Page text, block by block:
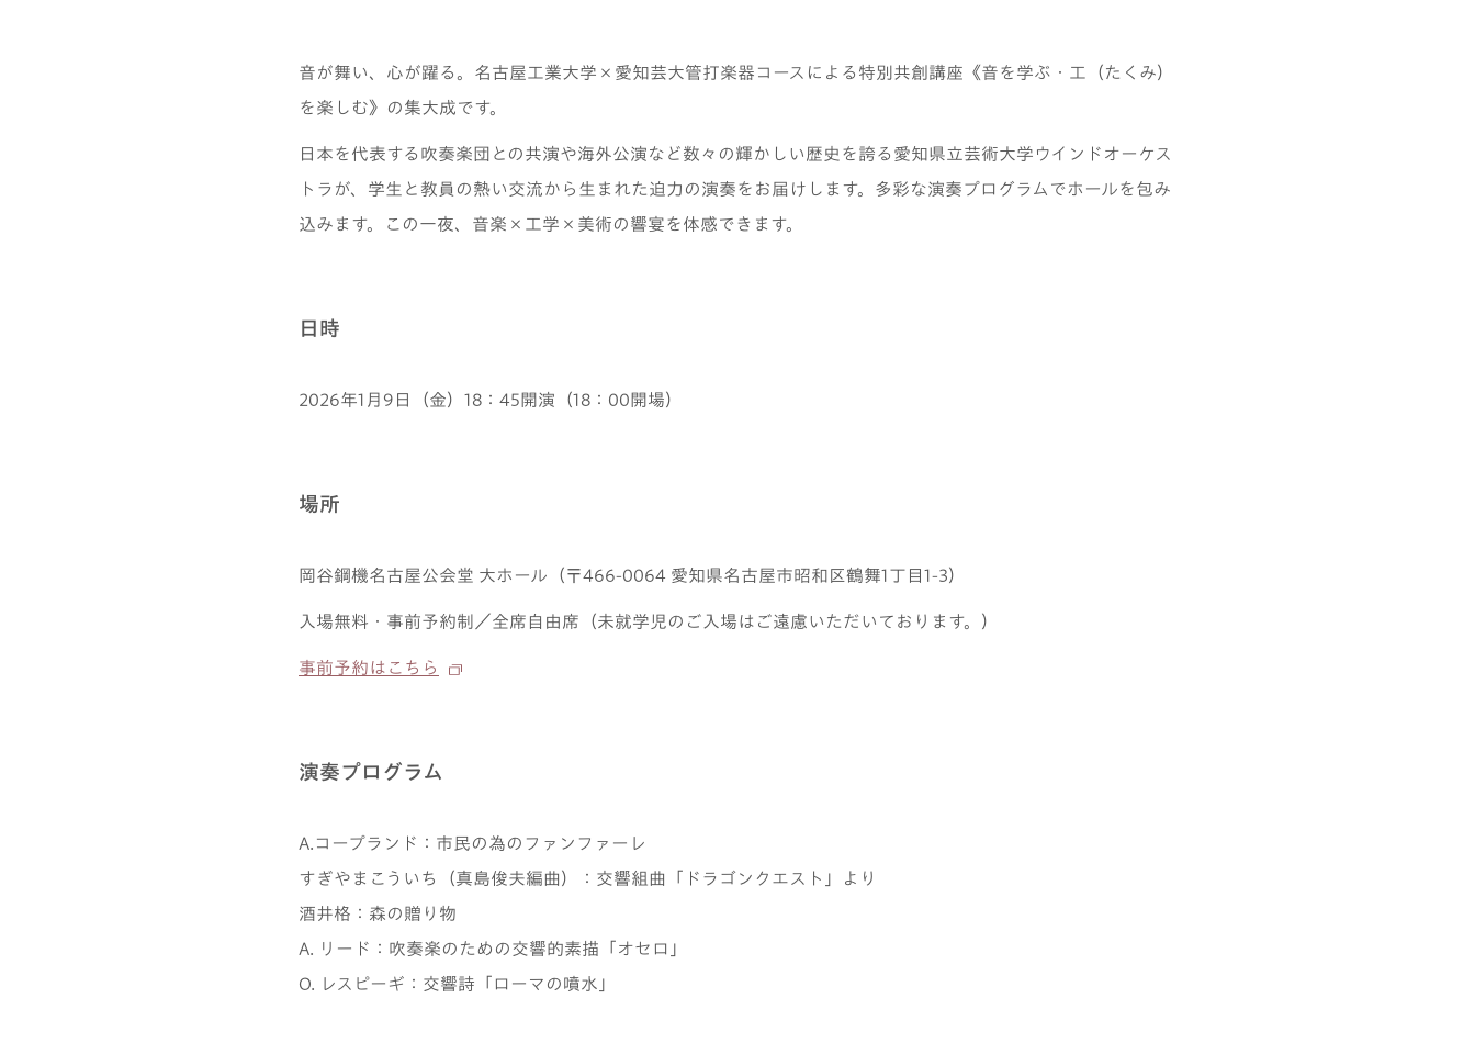
音が舞い、心が躍る。名古屋工業大学×愛知芸大管打楽器コースによる特別共創講座《音を学ぶ・工（たくみ）
を楽しむ》の集大成です。
日本を代表する吹奏楽団との共演や海外公演など数々の輝かしい歴史を誇る愛知県立芸術大学ウインドオーケス
トラが、学生と教員の熱い交流から生まれた迫力の演奏をお届けします。多彩な演奏プログラムでホールを包み
込みます。この一夜、音楽×工学×美術の響宴を体感できます。
日時
2026年1月9日（金）18：45開演（18：00開場）
場所
岡谷鋼機名古屋公会堂 大ホール（〒466-0064 愛知県名古屋市昭和区鶴舞1丁目1-3）
入場無料・事前予約制／全席自由席（未就学児のご入場はご遠慮いただいております。）
事前予約はこちら
演奏プログラム
A.コープランド：市民の為のファンファーレ
すぎやまこういち（真島俊夫編曲）：交響組曲「ドラゴンクエスト」より
酒井格：森の贈り物
A. リード：吹奏楽のための交響的素描「オセロ」
O. レスピーギ：交響詩「ローマの噴水」